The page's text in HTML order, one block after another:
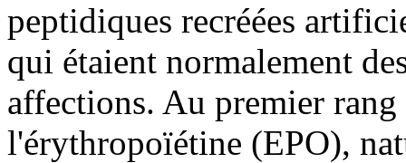
peptidiques recréées
qui étaient normalement
affections. Au premier rang
l'érythropoïétine (EPO),